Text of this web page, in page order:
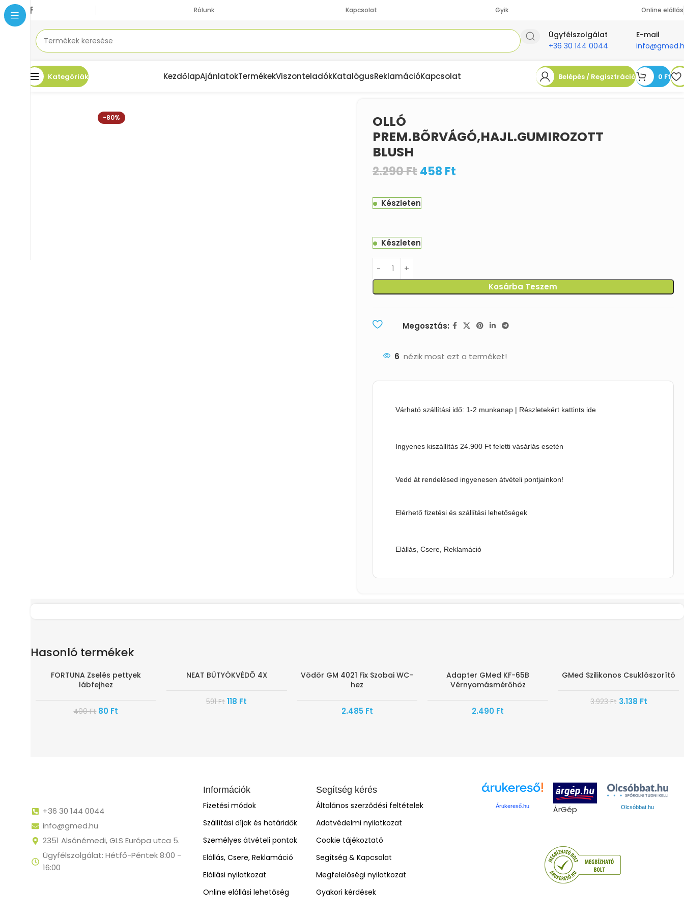
Rólunk Kapcsolat Gyik Online elállás
Ügyfélszolgálat
+36 30 144 0044
E-mail
Kategóriák KezdőlapAjánlatokTermékekViszonteladókKatalógusReklamációKapcsolat Belépés / Regisztráció 0 Ft
Kezdőlap Akciók OLLÓ PREM.BÕRVÁGÓ,HAJL.GUMIROZOTT BLUSH
-80%
OLLÓ
PREM.BÕRVÁGÓ,HAJL.GUMIROZOTT
BLUSH
2.290Ft458 Ft
Készleten
Készleten
Kosárba Teszem
Megosztás:
6 nézik most ezt a terméket!
Várható szállítási idő: 1-2 munkanap | Részletekért kattints ide
Ingyenes kiszállítás 24.900 Ft feletti vásárlás esetén
Vedd át rendelésed ingyenesen átvételi pontjainkon!
Elérhető fizetési és szállítási lehetőségek
Elállás, Csere, Reklamáció
Hasonló termékek
-80%FORTUNA Zselés pettyek
lábfejhez
400Ft 80 Ft
-80%NEAT BÜTYÖKVÉDÕ 4X
591Ft 118 Ft
Vödör GM 4021 Fix Szobai WC-
hez
2.485 Ft
Adapter GMed KF-65B
Vérnyomásmérőhöz
2.490 Ft
-20%
GMed Szilikonos Csuklószorító
3.923Ft 3.138 Ft
+36 30 144 0044
info@gmed.hu
2351 Alsónémedi, GLS Európa utca 5.
Ügyfélszolgálat: Hétfő-Péntek 8:00 -
16:00
Információk
Fizetési módok
Szállítási díjak és határidők
Személyes átvételi pontok
Elállás, Csere, Reklamáció
Elállási nyilatkozat
Online elállási lehetőség
Segítség kérés
Általános szerződési feltételek
Adatvédelmi nyilatkozat
Cookie tájékoztató
Segítség & Kapcsolat
Megfelelőségi nyilatkozat
Gyakori kérdések
Árukereső.hu ÁrGép Olcsóbbat.hu